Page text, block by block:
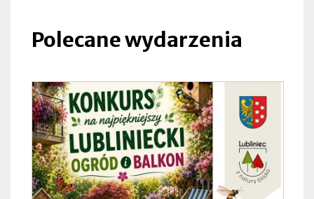
zakładce
Polecane wydarzenia